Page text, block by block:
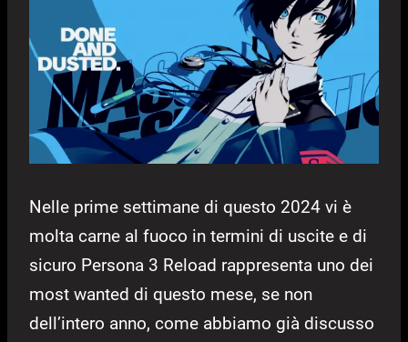
Nelle prime settimane di questo 2024 vi è
molta carne al fuoco in termini di uscite e di
sicuro Persona 3 Reload rappresenta uno dei
most wanted di questo mese, se non
dell’intero anno, come abbiamo già discusso